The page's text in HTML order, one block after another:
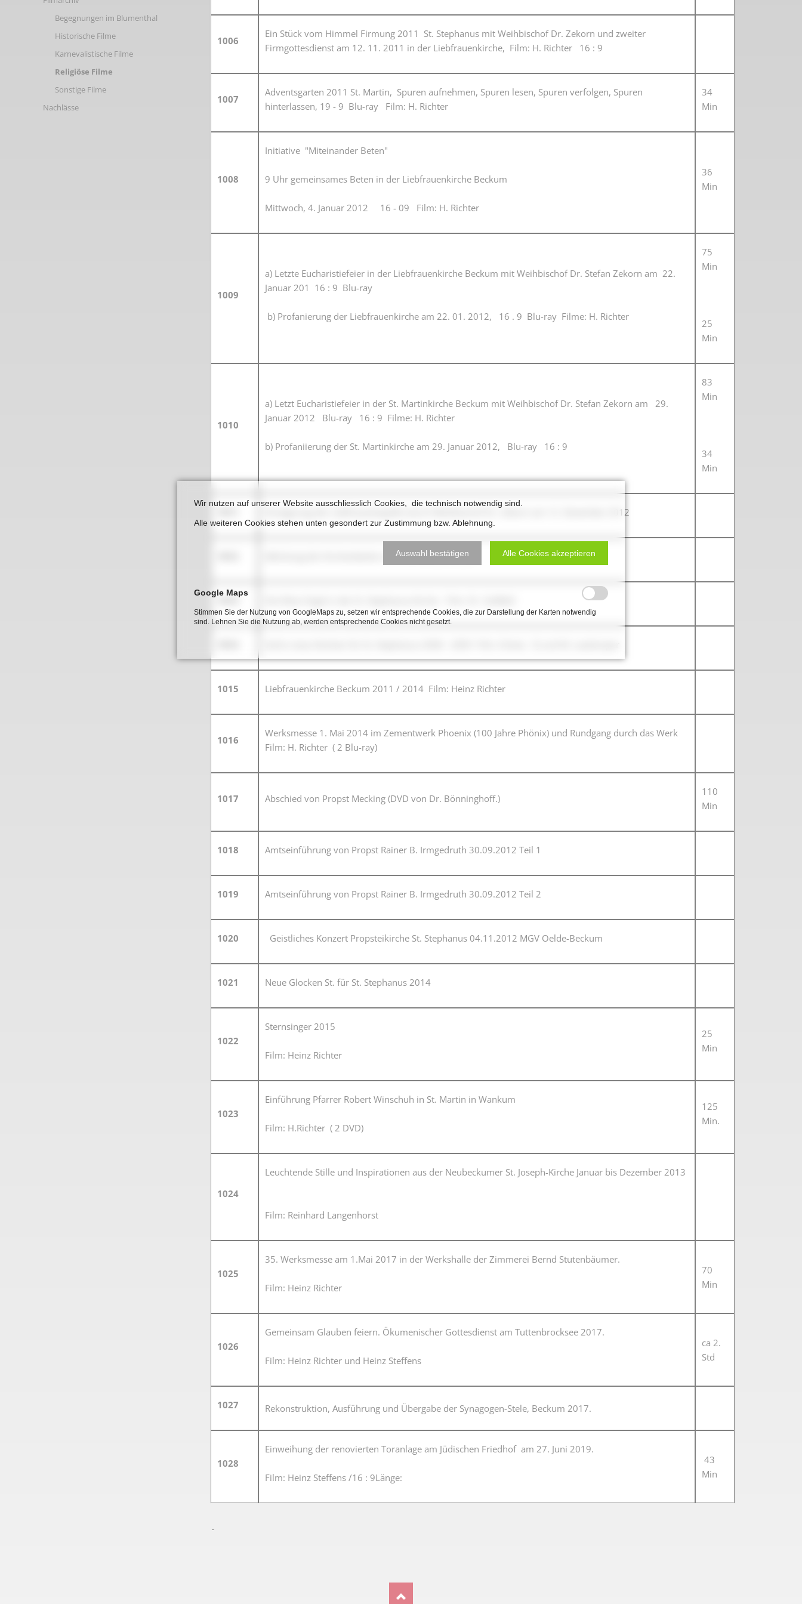
Karnevalistische Filme
Religiöse Filme
1006
Ein Stück vom Himmel Firmung 2011 St. Stephanus mit Weihbischof Dr. Zekorn und zweiter
Firmgottesdienst am 12. 11. 2011 in der Liebfrauenkirche, Film: H. Richter 16 : 9
1007
Adventsgarten 2011 St. Martin, Spuren aufnehmen, Spuren lesen, Spuren verfolgen, Spuren
hinterlassen, 19 - 9 Blu-ray Film: H. Richter
34
Min
1008
Initiative "Miteinander Beten"
9 Uhr gemeinsames Beten in der Liebfrauenkirche Beckum
Mittwoch, 4. Januar 2012 16 - 09 Film: H. Richter
36
Min
1009
a) Letzte Eucharistiefeier in der Liebfrauenkirche Beckum mit Weihbischof Dr. Stefan Zekorn am 22.
Januar 201 16 : 9 Blu-ray
b) Profanierung der Liebfrauenkirche am 22. 01. 2012, 16 . 9 Blu-ray Filme: H. Richter
75
Min
25
Min
1010
a) Letzt Eucharistiefeier in der St. Martinkirche Beckum mit Weihbischof Dr. Stefan Zekorn am 29.
Januar 2012 Blu-ray 16 : 9 Filme: H. Richter
b) Profaniierung der St. Martinkirche am 29. Januar 2012, Blu-ray 16 : 9
83
Min
34
Min
Einsegnung der Liebfrauenkapelle durch Weihbischof Dr. Zekorn am 12. Dezember 2012
Abholung der Kirchenbänke Liebfrauen nach Polen
1015 Liebfrauenkirche Beckum 2011 / 2014 Film: Heinz Richter
1016
Werksmesse 1. Mai 2014 im Zementwerk Phoenix (100 Jahre Phönix) und Rundgang durch das Werk
Film: H. Richter ( 2 Blu-ray)
1017 Abschied von Propst Mecking (DVD von Dr. Bönninghoff.)
110
Min
1018 Amtseinführung von Propst Rainer B. Irmgedruth 30.09.2012 Teil 1
1019 Amtseinführung von Propst Rainer B. Irmgedruth 30.09.2012 Teil 2
1020 Geistliches Konzert Propsteikirche St. Stephanus 04.11.2012 MGV Oelde-Beckum
1021 Neue Glocken St. für St. Stephanus 2014
1022
Sternsinger 2015
Film: Heinz Richter
25
Min
1023
Einführung Pfarrer Robert Winschuh in St. Martin in Wankum
Film: H.Richter ( 2 DVD)
125
Min.
1024
Leuchtende Stille und Inspirationen aus der Neubeckumer St. Joseph-Kirche Januar bis Dezember 2013
Film: Reinhard Langenhorst
1025
35. Werksmesse am 1.Mai 2017 in der Werkshalle der Zimmerei Bernd Stutenbäumer.
Film: Heinz Richter
70
Min
1026
Gemeinsam Glauben feiern. Ökumenischer Gottesdienst am Tuttenbrocksee 2017.
Film: Heinz Richter und Heinz Steffens
ca 2.
Std
1027 Rekonstruktion, Ausführung und Übergabe der Synagogen-Stele, Beckum 2017.
1028
Einweihung der renovierten Toranlage am Jüdischen Friedhof am 27. Juni 2019.
Film: Heinz Steffens /16 : 9Länge:
43
Min
Begegnungen im Blumenthal
Historische Filme
Karnevalistische Filme
Religiöse Filme
Sonstige Filme
Nachlässe
Wir nutzen auf unserer Website ausschliesslich Cookies, die technisch notwendig sind.
Alle weiteren Cookies stehen unten gesondert zur Zustimmung bzw. Ablehnung.
Auswahl bestätigen Alle Cookies akzeptieren
Google Maps
Stimmen Sie der Nutzung von GoogleMaps zu, setzen wir entsprechende Cookies, die zur Darstellung der Karten notwendig
sind. Lehnen Sie die Nutzung ab, werden entsprechende Cookies nicht gesetzt.